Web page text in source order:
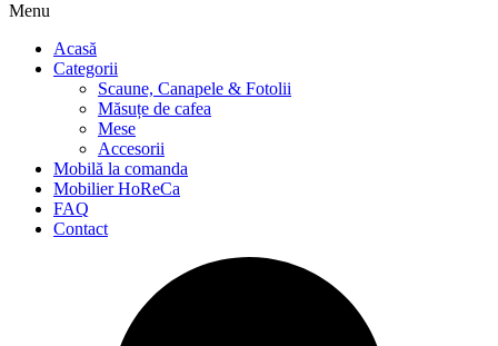
Menu
Acasă
Categorii
Scaune, Canapele & Fotolii
Măsuțe de cafea
Mese
Accesorii
Mobilă la comanda
Mobilier HoReCa
FAQ
Contact